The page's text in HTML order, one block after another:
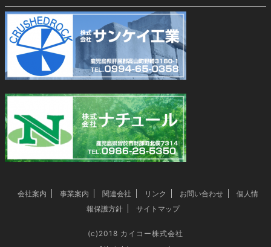
会社案内 事業案内 関連会社 リンク お問い合わせ
個人情
報保護方針
サイトマップ
(c)2018 カイコー株式会社